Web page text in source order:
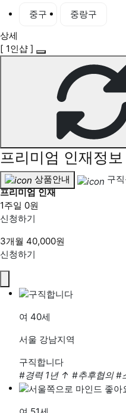
중구
중랑구
상세
[ 1인샵 ]
프리미엄 인재정보
상품안내
구
프리미엄 인재
1주일 0원
신청하기
3개월 40,000원
신청하기
여 40세
서울 강남지역
구직합니다
#경력 1년 ↑ #추후협의 #